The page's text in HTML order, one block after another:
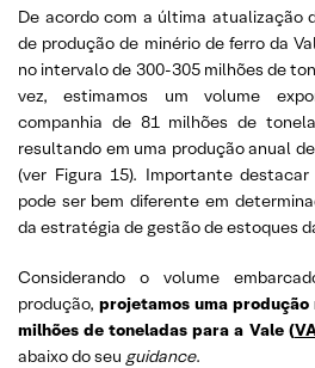
De acordo com a última atualização
de produção de minério de ferro da
no intervalo de 300-305 milhões de
vez, estimamos um volume
companhia de 81 milhões de
resultando em uma produção anual
(ver Figura 15). Importante
pode ser bem diferente em
da estratégia de gestão de estoques
Considerando o volume
produção,projetamos uma
milhões de toneladas para a Vale (
abaixo do seu guidance.